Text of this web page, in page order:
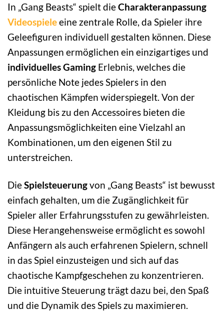
In „Gang Beasts“ spielt dieCharakteranpassung
Videospieleeine zentrale Rolle, da Spieler ihre
Geleefiguren individuell gestalten können. Diese
Anpassungen ermöglichen ein einzigartiges und
individuelles Gaming Erlebnis, welches die
persönliche Note jedes Spielers in den
chaotischen Kämpfen widerspiegelt. Von der
Kleidung bis zu den Accessoires bieten die
Anpassungsmöglichkeiten eine Vielzahl an
Kombinationen, um den eigenen Stil zu
unterstreichen.
DieSpielsteuerungvon „Gang Beasts“ ist bewusst
einfach gehalten, um die Zugänglichkeit für
Spieler aller Erfahrungsstufen zu gewährleisten.
Diese Herangehensweise ermöglicht es sowohl
Anfängern als auch erfahrenen Spielern, schnell
in das Spiel einzusteigen und sich auf das
chaotische Kampfgeschehen zu konzentrieren.
Die intuitive Steuerung trägt dazu bei, den Spaß
und die Dynamik des Spiels zu maximieren.